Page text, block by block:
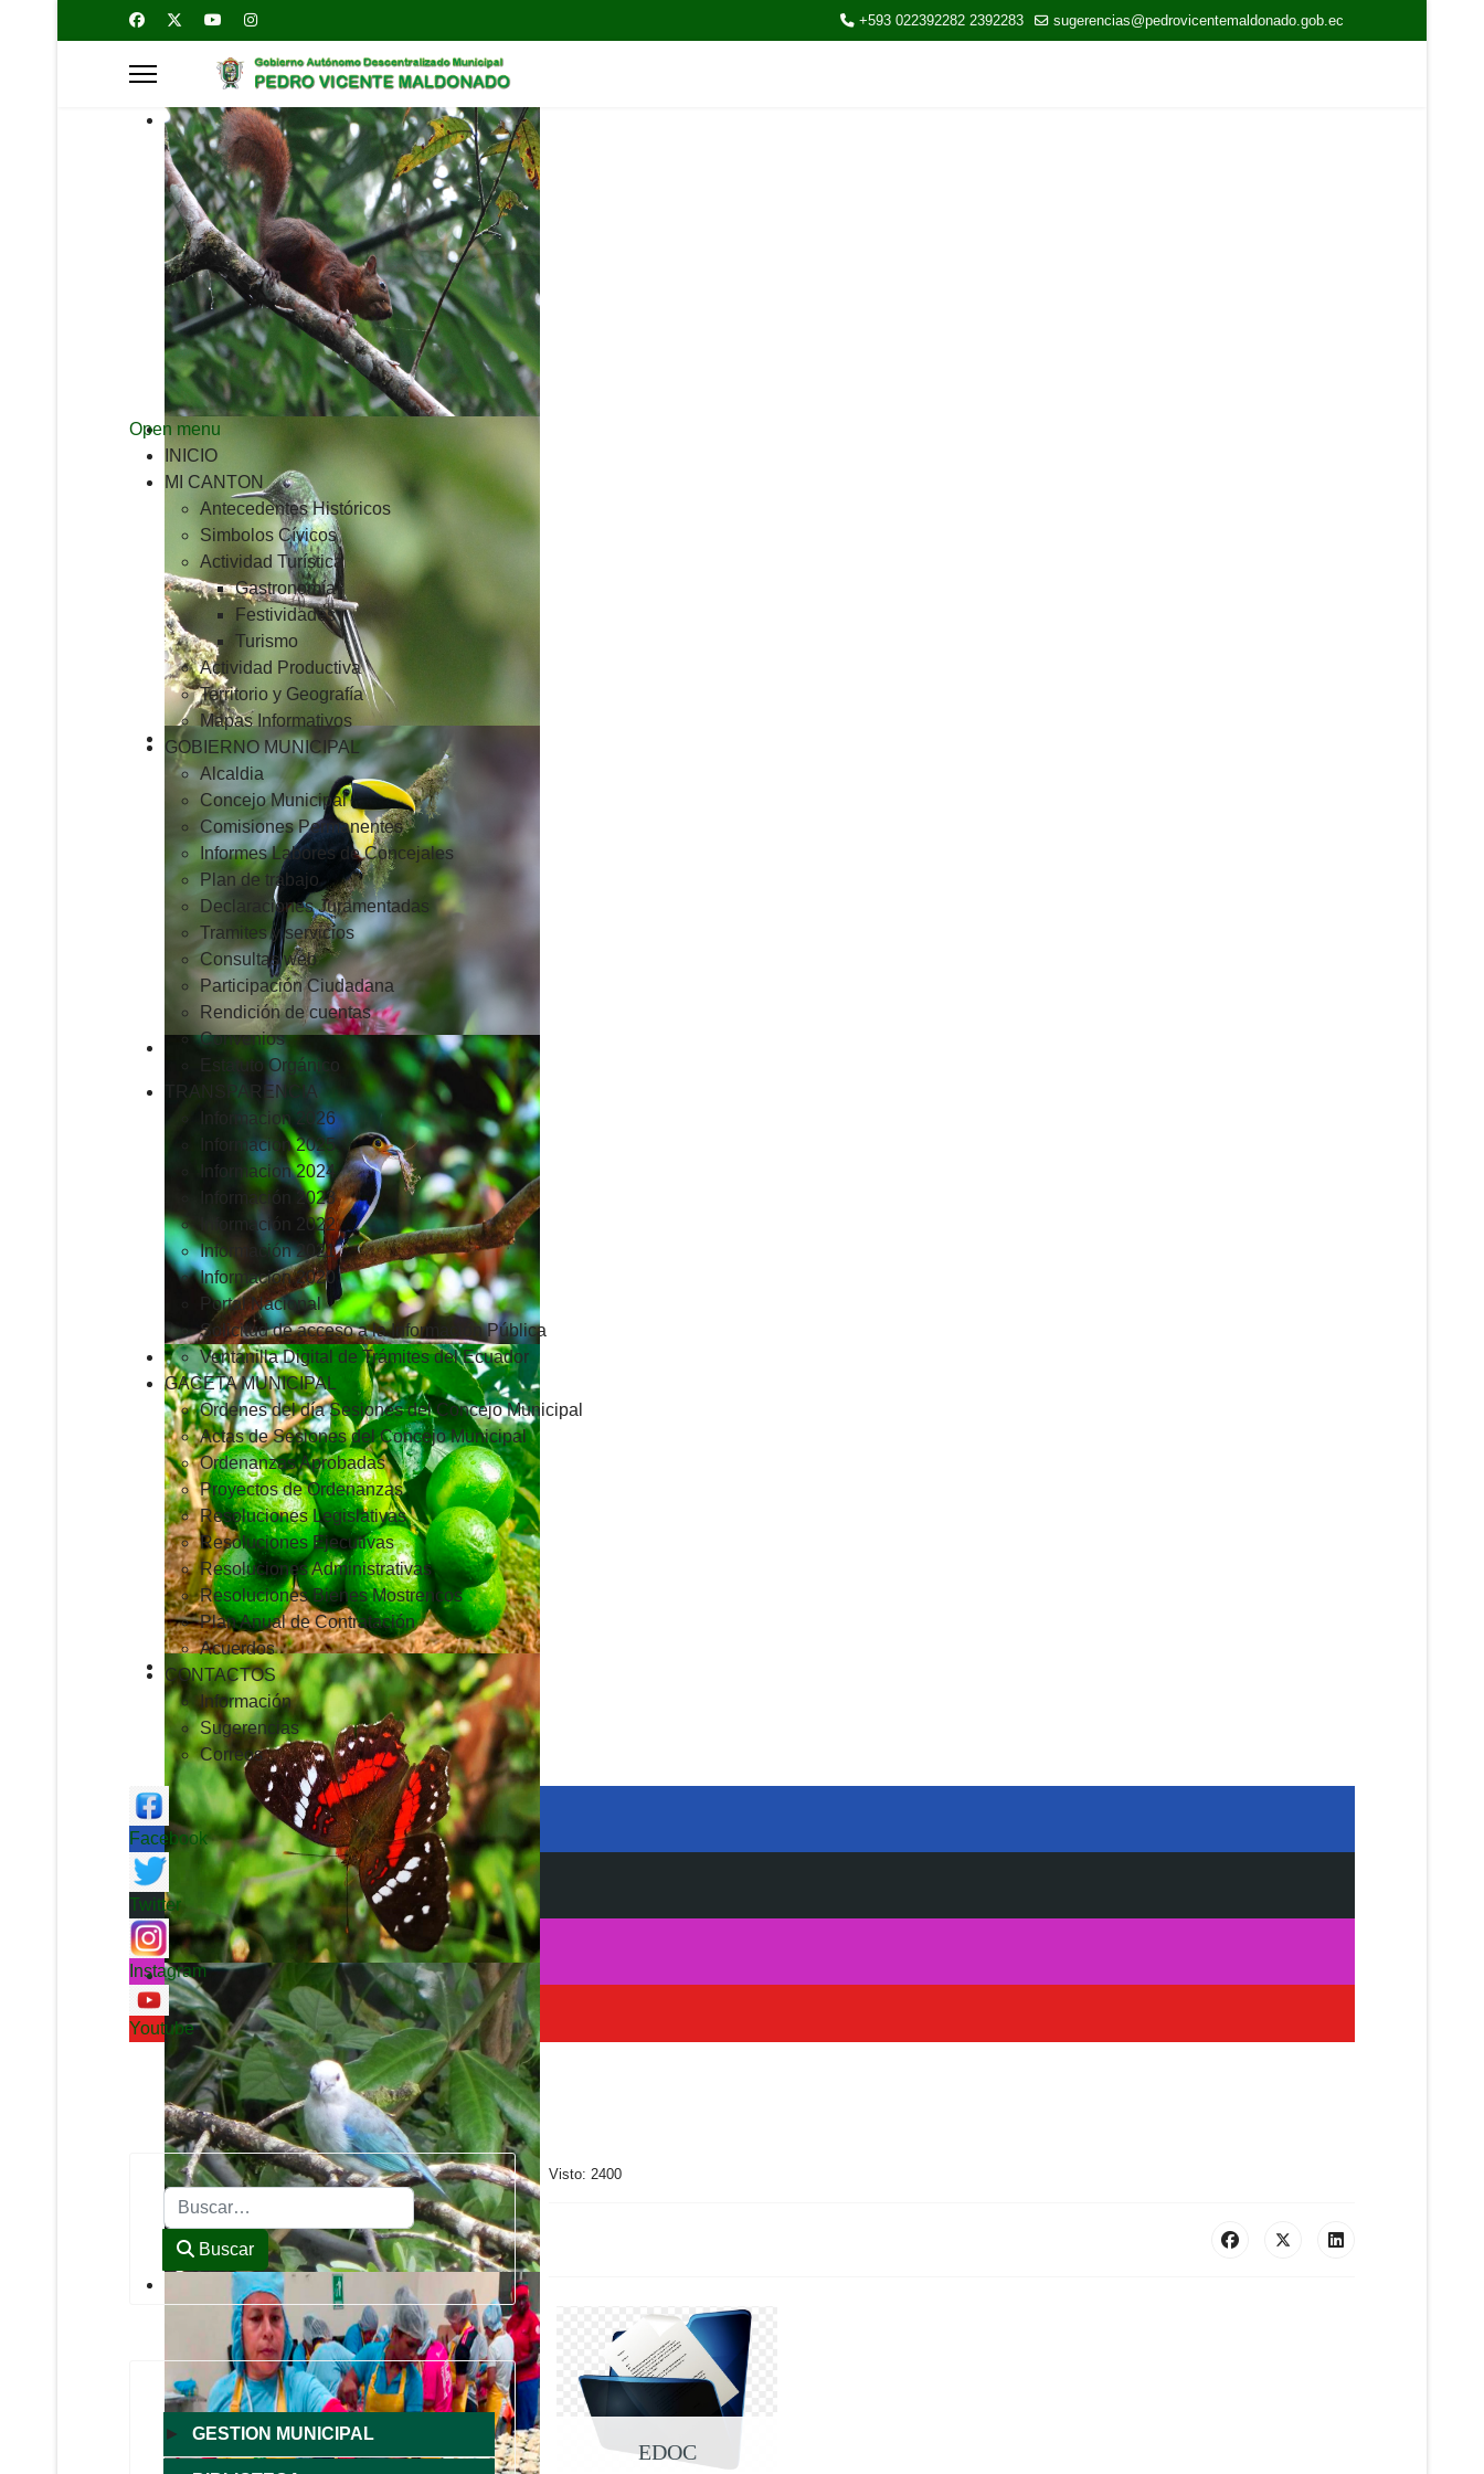
+593 022392282 2392283 sugerencias@pedrovicentemaldonado.gob.ec
Open menu
INICIO
MI CANTON
Antecedentes Históricos
Simbolos Cívicos
Actividad Turística
Gastronomía
Festividades
Turismo
Actividad Productiva
Territorio y Geografía
Mapas Informativos
GOBIERNO MUNICIPAL
Alcaldia
Concejo Municipal
Comisiones Permanentes
Informes Labores de Concejales
Plan de trabajo
Declaraciones Juramentadas
Tramites y servicios
Consultas web
Participación Ciudadana
Rendición de cuentas
Convenios
Estatuto Orgánico
TRANSPARENCIA
Informacion 2026
Informacion 2025
Informacion 2024
Información 2023
Información 2022
Información 2021
Información 2020
Portal Nacional
Solicitud de acceso a la Información Pública
Ventanilla Digital de Trámites del Ecuador
GACETA MUNICIPAL
Ordenes del día Sesiones del Concejo Municipal
Actas de Sesiones del Concejo Municipal
Ordenanzas Aprobadas
Proyectos de Ordenanzas
Resoluciones Legislativas
Resoluciones Ejecutivas
Resoluciones Administrativas
Resoluciones Bienes Mostrencos
Plan Anual de Contratación
Acuerdos
CONTACTOS
Información
Sugerencias
Correos
Facebook
Twitter
Instagram
Youtube
Buscar
Buscar
► GESTION MUNICIPAL
Visto: 2400
EDOC